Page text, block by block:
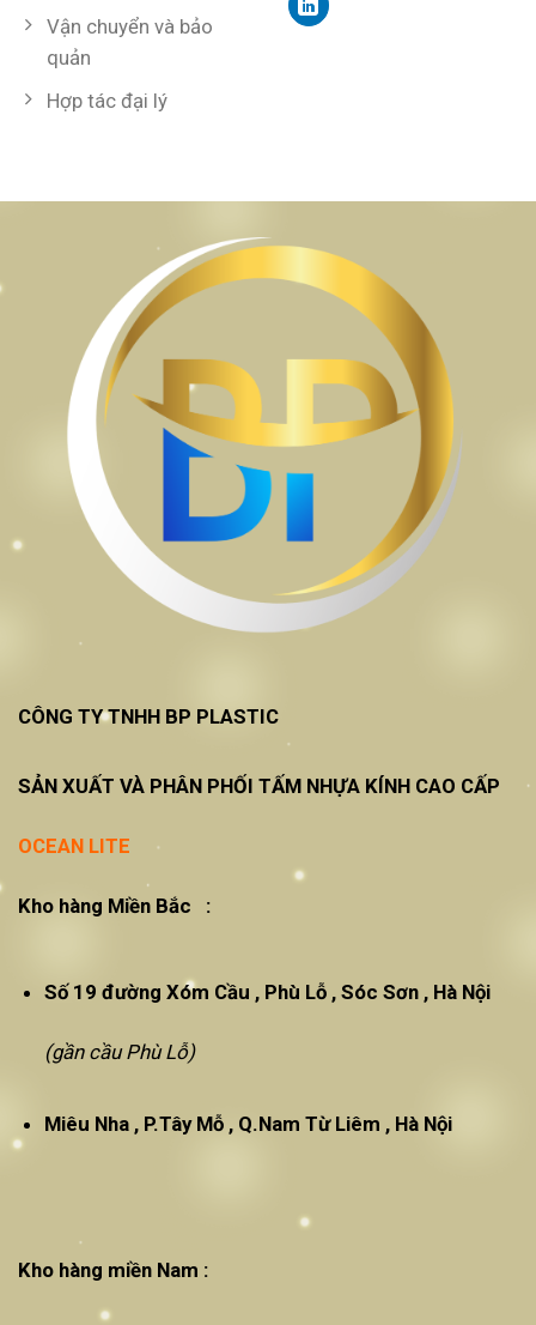
Vận chuyển và bảo
quản
Hợp tác đại lý
CÔNG TY TNHH BP PLASTIC
SẢN XUẤT VÀ PHÂN PHỐI TẤM NHỰA KÍNH CAO CẤP
OCEAN LITE
Kho hàng Miền Bắc :
Số 19 đường Xóm Cầu , Phù Lỗ , Sóc Sơn , Hà Nội
(gần cầu Phù Lỗ)
Miêu Nha , P.Tây Mỗ , Q.Nam Từ Liêm , Hà Nội
Kho hàng miền Nam :